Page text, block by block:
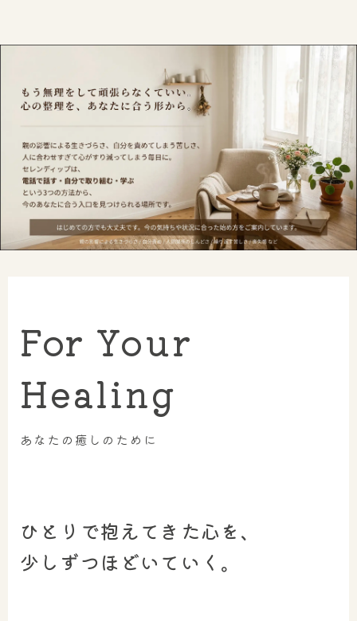
For Your
Healing
あなたの癒しのために
ひとりで抱えてきた心を、
少しずつほどいていく。